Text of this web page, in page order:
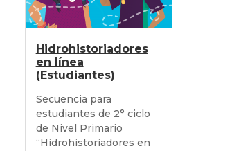
Hidrohistoriadores
en línea
(Estudiantes)
Secuencia para
estudiantes de 2° ciclo
de Nivel Primario
“Hidrohistoriadores en